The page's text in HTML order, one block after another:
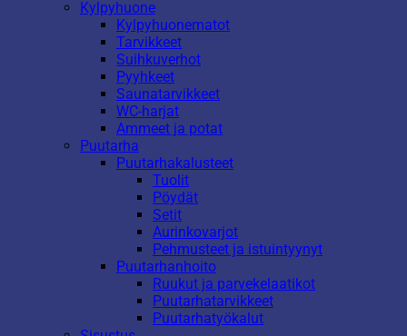
Kylpyhuone
Kylpyhuonematot
Tarvikkeet
Suihkuverhot
Pyyhkeet
Saunatarvikkeet
WC-harjat
Ammeet ja potat
Puutarha
Puutarhakalusteet
Tuolit
Pöydät
Setit
Aurinkovarjot
Pehmusteet ja istuintyynyt
Puutarhanhoito
Ruukut ja parvekelaatikot
Puutarhatarvikkeet
Puutarhatyökalut